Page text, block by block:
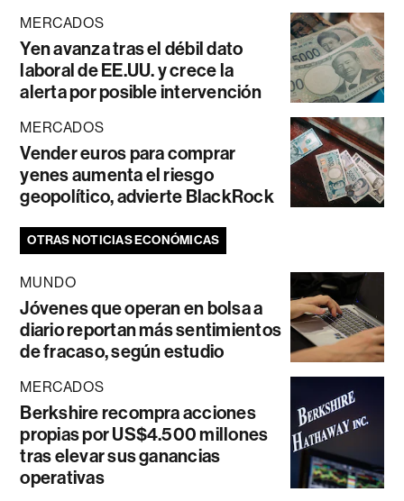
MERCADOS
Yen avanza tras el débil dato
laboral de EE.UU. y crece la
alerta por posible intervención
MERCADOS
Vender euros para comprar
yenes aumenta el riesgo
geopolítico, advierte BlackRock
OTRAS NOTICIAS ECONÓMICAS
MUNDO
Jóvenes que operan en bolsa a
diario reportan más sentimientos
de fracaso, según estudio
MERCADOS
Berkshire recompra acciones
propias por US$4.500 millones
tras elevar sus ganancias
operativas